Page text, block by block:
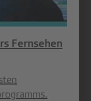
Fernsehen